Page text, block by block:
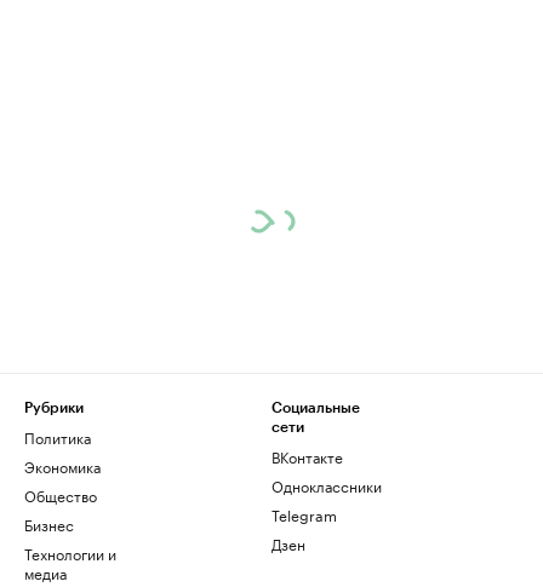
Рубрики
Политика
Экономика
Общество
Бизнес
Технологии и
медиа
Социальные
сети
ВКонтакте
Одноклассники
Telegram
Дзен